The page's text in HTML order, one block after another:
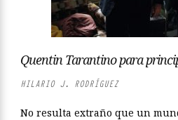
Quentin Tarantino para
HILARIO J. RODRÍGUEZ
No resulta extraño que un